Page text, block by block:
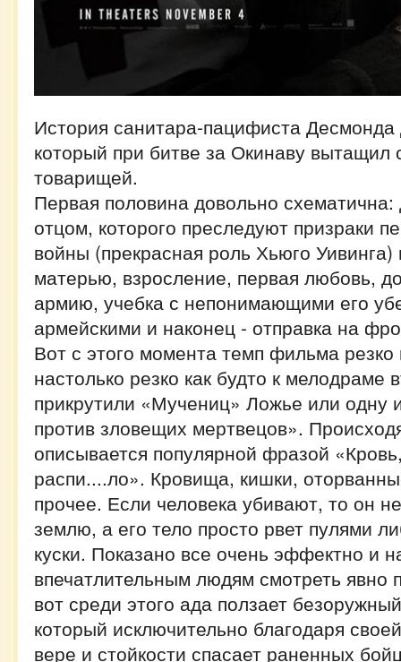
История санитара-пацифиста
который при битве за Окинаву вытащил
товарищей.
Первая половина довольно
отцом, которого преследуют призраки
войны (прекрасная роль Хьюго Уивинга)
матерью, взросление, первая любовь,
армию, учебка с непонимающими его
армейскими и наконец - отправка на
Вот с этого момента темп фильма
настолько резко как будто к мелодраме
прикрутили «Мучениц» Ложье или одну
против зловещих мертвецов».
описывается популярной фразой
распи....ло». Кровища, кишки,
прочее. Если человека убивают, то он
землю, а его тело просто рвет пулями
куски. Показано все очень эффектно и
впечатлительным людям смотреть явно
вот среди этого ада ползает
который исключительно благодаря
вере и стойкости спасает раненных